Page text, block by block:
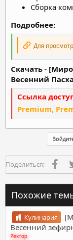
Сборка
Подробнее:
Для
Скачать -
Весенний
Ссылка
Premium,
Поделиться:
Похожие
Кулинария
Весенний
Ректор